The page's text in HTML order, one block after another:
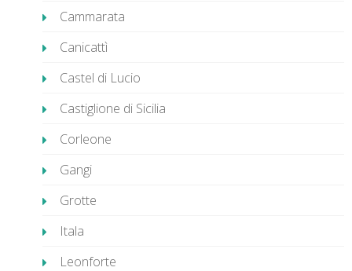
Cammarata
Canicattì
Castel di Lucio
Castiglione di Sicilia
Corleone
Gangi
Grotte
Itala
Leonforte